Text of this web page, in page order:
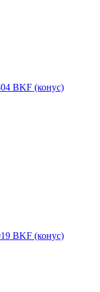
BKF (конус)
BKF (конус)